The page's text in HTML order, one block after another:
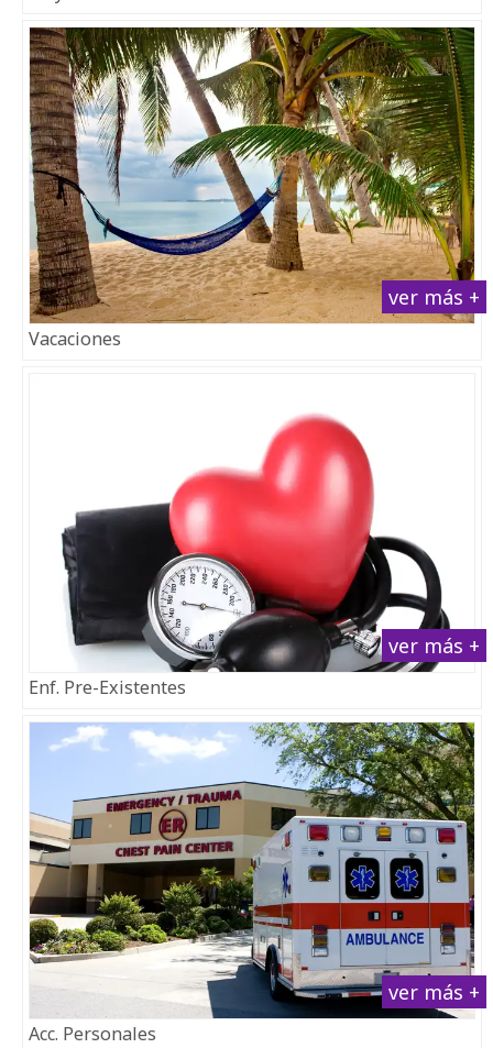
ver más +
Vacaciones
ver más +
Enf. Pre-Existentes
ver más +
Acc. Personales